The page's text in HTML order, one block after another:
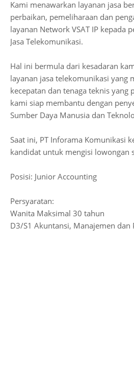
Kami menawarkan layanan jasa
perbaikan, pemeliharaan dan
layanan Network VSAT IP kepada
Jasa Telekomunikasi.
Hal ini bermula dari kesadaran
layanan jasa telekomunikasi yang
kecepatan dan tenaga teknis yang
kami siap membantu dengan
Sumber Daya Manusia dan
Saat ini, PT Inforama Komunikasi
kandidat untuk mengisi lowongan
Posisi: Junior Accounting
Persyaratan:
Wanita Maksimal 30 tahun
D3/S1 Akuntansi, Manajemen dan